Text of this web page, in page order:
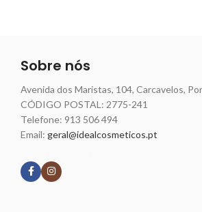
Sobre nós
Avenida dos Maristas, 104, Carcavelos,
CÓDIGO POSTAL: 2775-241
Telefone: 913 506 494
Email: geral@idealcosmeticos.pt